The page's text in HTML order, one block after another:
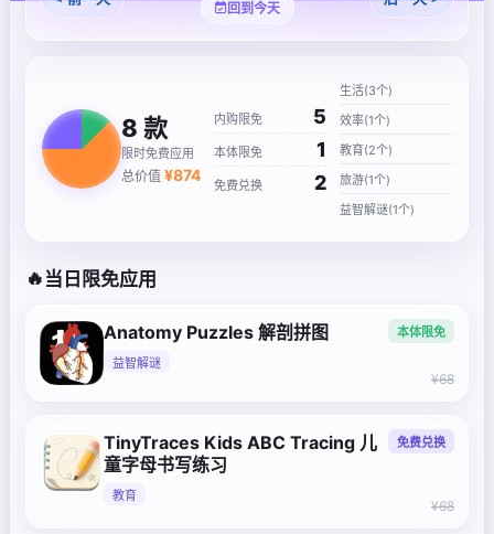
回到今天
8 款
限时免费应用
总价值 ¥874
内购限免 5
本体限免 1
免费兑换 2
生活(3个)
效率(1个)
教育(2个)
旅游(1个)
益智解谜(1个)
🔥 当日限免应用
Anatomy Puzzles 解剖拼图
益智解谜
本体限免
¥68
TinyTraces Kids ABC Tracing 儿
童字母书写练习
教育
免费兑换
¥68